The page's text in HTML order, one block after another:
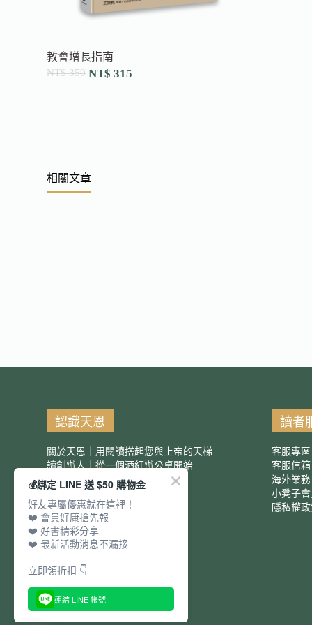
教會增長指南
NT$350 NT$ 315
相關文章
認識天恩
關於天恩｜用閱讀搭起您與上帝的天梯
讀創辦人｜從一個酒紅辦公桌開始
服務項目｜團購優惠
讀者
客服專
客服信
海外業
小凳子
隱私權
💰綁定 LINE 送 $50 購物金
好友專屬優惠就在這裡！
❤️ 會員好康搶先報
❤️ 好書精彩分享
❤️ 最新活動消息不漏接
立即領折扣 👇
連結 LINE 帳號